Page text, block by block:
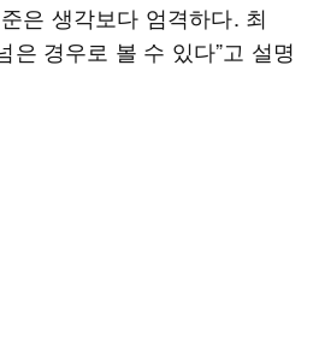
은 생각보다 엄격하다. 최
은 경우로 볼 수 있다”고 설명